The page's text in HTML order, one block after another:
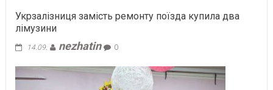
Укрзалізниця замість ремонту поїзда купила два
лімузини
14.09. nezhatin 0